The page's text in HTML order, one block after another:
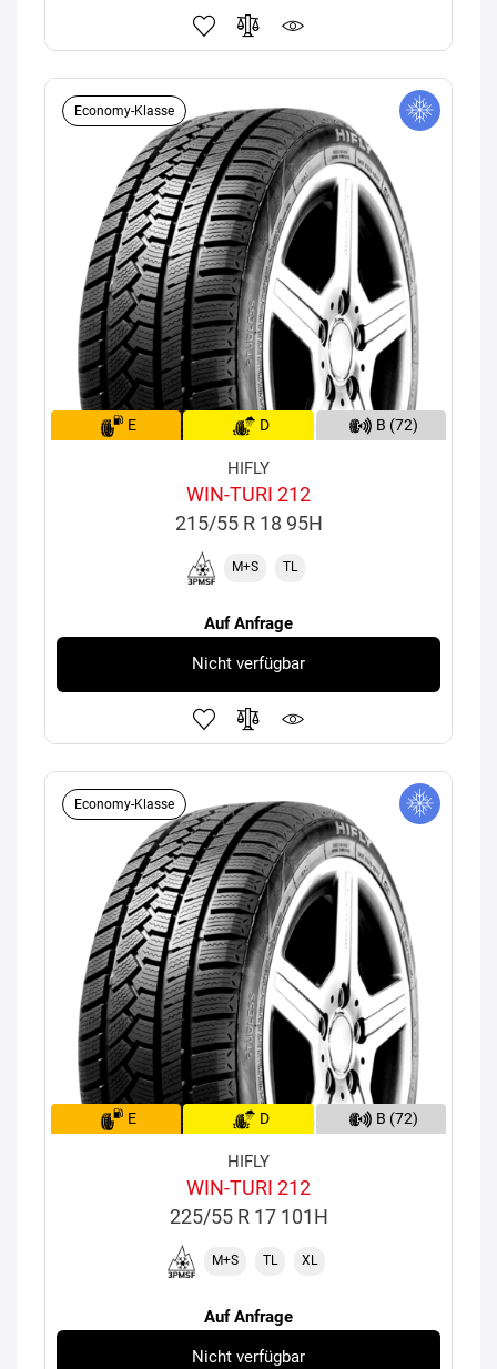
Economy-Klasse
E D B (72)
HIFLY
WIN-TURI 212
215/55 R 18 95H
M+S TL
Auf Anfrage
Nicht verfügbar
Economy-Klasse
E D B (72)
HIFLY
WIN-TURI 212
225/55 R 17 101H
M+S TL XL
Auf Anfrage
Nicht verfügbar